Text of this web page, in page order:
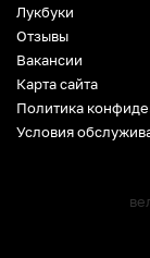
Лукбуки
Отзывы
Вакансии
Карта сайта
Политика
Условия